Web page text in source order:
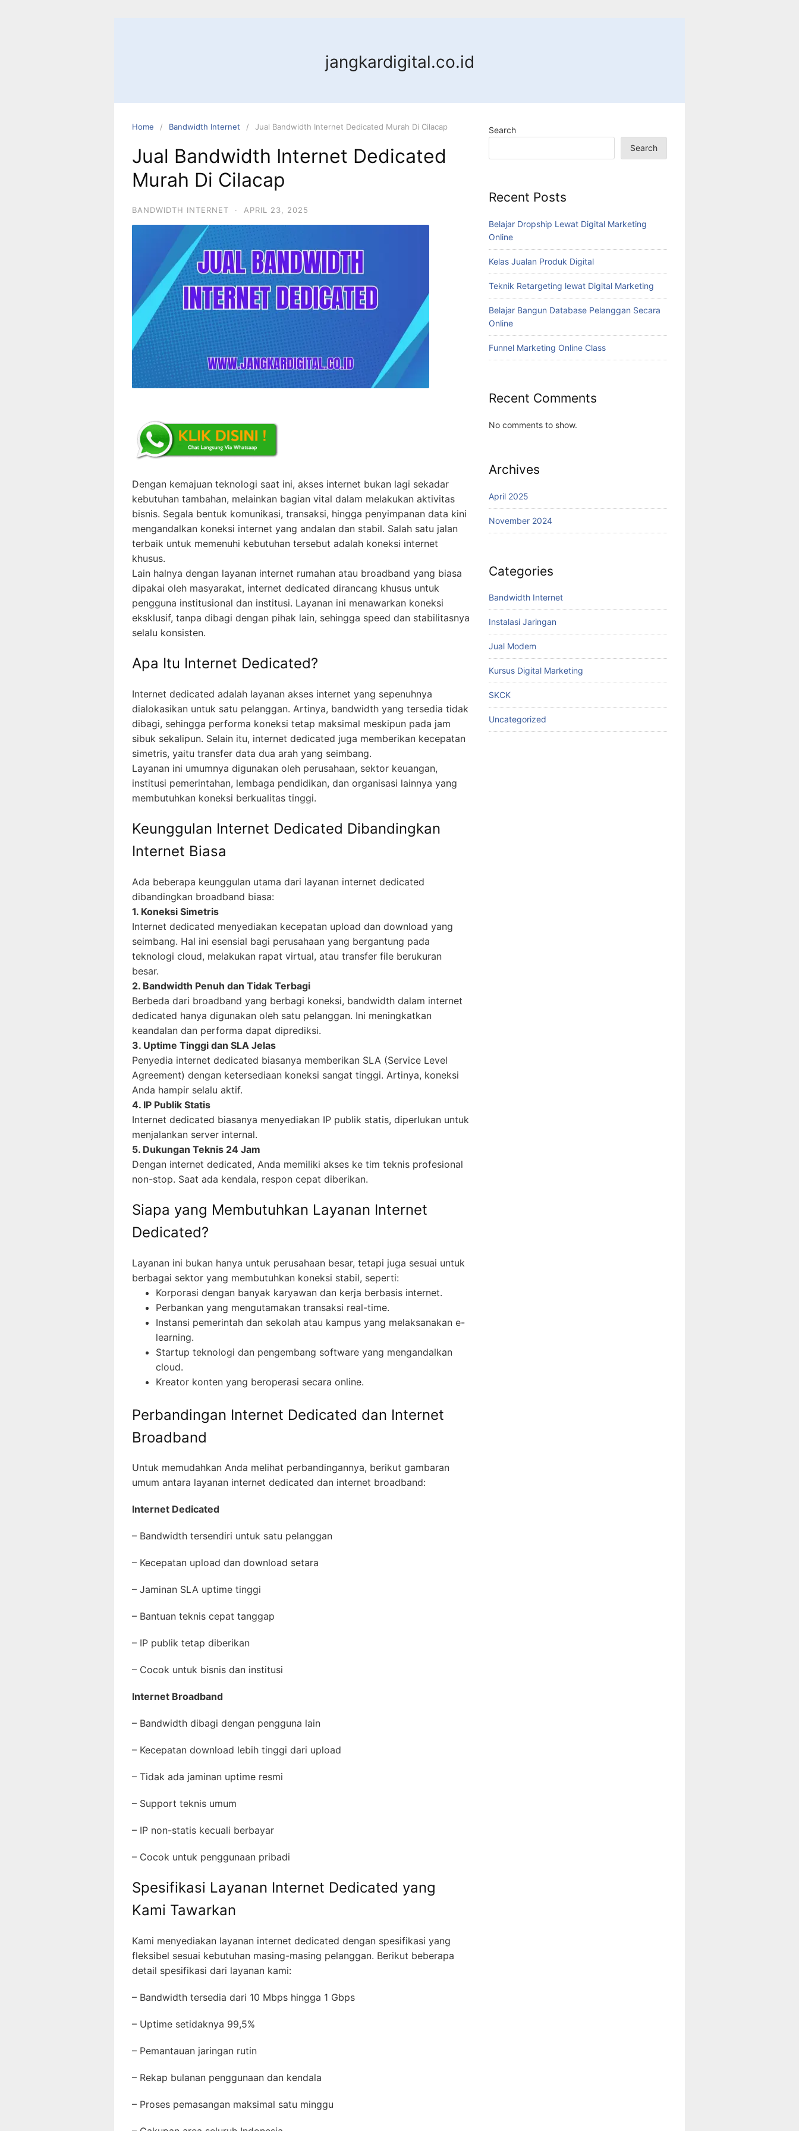
jangkardigital.co.id
Home Bandwidth Internet Jual Bandwidth Internet Dedicated Murah Di Cilacap
Jual Bandwidth Internet Dedicated
Murah Di Cilacap
BANDWIDTH INTERNET · APRIL 23, 2025
Dengan kemajuan teknologi saat ini, akses internet bukan lagi sekadar
kebutuhan tambahan, melainkan bagian vital dalam melakukan aktivitas
bisnis. Segala bentuk komunikasi, transaksi, hingga penyimpanan data kini
mengandalkan koneksi internet yang andalan dan stabil. Salah satu jalan
terbaik untuk memenuhi kebutuhan tersebut adalah koneksi internet
khusus.
Lain halnya dengan layanan internet rumahan atau broadband yang biasa
dipakai oleh masyarakat, internet dedicated dirancang khusus untuk
pengguna institusional dan institusi. Layanan ini menawarkan koneksi
eksklusif, tanpa dibagi dengan pihak lain, sehingga speed dan stabilitasnya
selalu konsisten.
Apa Itu Internet Dedicated?
Internet dedicated adalah layanan akses internet yang sepenuhnya
dialokasikan untuk satu pelanggan. Artinya, bandwidth yang tersedia tidak
dibagi, sehingga performa koneksi tetap maksimal meskipun pada jam
sibuk sekalipun. Selain itu, internet dedicated juga memberikan kecepatan
simetris, yaitu transfer data dua arah yang seimbang.
Layanan ini umumnya digunakan oleh perusahaan, sektor keuangan,
institusi pemerintahan, lembaga pendidikan, dan organisasi lainnya yang
membutuhkan koneksi berkualitas tinggi.
Keunggulan Internet Dedicated Dibandingkan
Internet Biasa
Ada beberapa keunggulan utama dari layanan internet dedicated
dibandingkan broadband biasa:
1. Koneksi Simetris
Internet dedicated menyediakan kecepatan upload dan download yang
seimbang. Hal ini esensial bagi perusahaan yang bergantung pada
teknologi cloud, melakukan rapat virtual, atau transfer file berukuran
besar.
2. Bandwidth Penuh dan Tidak Terbagi
Berbeda dari broadband yang berbagi koneksi, bandwidth dalam internet
dedicated hanya digunakan oleh satu pelanggan. Ini meningkatkan
keandalan dan performa dapat diprediksi.
3. Uptime Tinggi dan SLA Jelas
Penyedia internet dedicated biasanya memberikan SLA (Service Level
Agreement) dengan ketersediaan koneksi sangat tinggi. Artinya, koneksi
Anda hampir selalu aktif.
4. IP Publik Statis
Internet dedicated biasanya menyediakan IP publik statis, diperlukan untuk
menjalankan server internal.
5. Dukungan Teknis 24 Jam
Dengan internet dedicated, Anda memiliki akses ke tim teknis profesional
non-stop. Saat ada kendala, respon cepat diberikan.
Siapa yang Membutuhkan Layanan Internet
Dedicated?
Layanan ini bukan hanya untuk perusahaan besar, tetapi juga sesuai untuk
berbagai sektor yang membutuhkan koneksi stabil, seperti:
Korporasi dengan banyak karyawan dan kerja berbasis internet.
Perbankan yang mengutamakan transaksi real-time.
Instansi pemerintah dan sekolah atau kampus yang melaksanakan e-
learning.
Startup teknologi dan pengembang software yang mengandalkan
cloud.
Kreator konten yang beroperasi secara online.
Perbandingan Internet Dedicated dan Internet
Broadband
Untuk memudahkan Anda melihat perbandingannya, berikut gambaran
umum antara layanan internet dedicated dan internet broadband:
Internet Dedicated
– Bandwidth tersendiri untuk satu pelanggan
– Kecepatan upload dan download setara
– Jaminan SLA uptime tinggi
– Bantuan teknis cepat tanggap
– IP publik tetap diberikan
– Cocok untuk bisnis dan institusi
Internet Broadband
– Bandwidth dibagi dengan pengguna lain
– Kecepatan download lebih tinggi dari upload
– Tidak ada jaminan uptime resmi
– Support teknis umum
– IP non-statis kecuali berbayar
– Cocok untuk penggunaan pribadi
Spesifikasi Layanan Internet Dedicated yang
Kami Tawarkan
Kami menyediakan layanan internet dedicated dengan spesifikasi yang
fleksibel sesuai kebutuhan masing-masing pelanggan. Berikut beberapa
detail spesifikasi dari layanan kami:
– Bandwidth tersedia dari 10 Mbps hingga 1 Gbps
– Uptime setidaknya 99,5%
– Pemantauan jaringan rutin
– Rekap bulanan penggunaan dan kendala
– Proses pemasangan maksimal satu minggu
Search
Search
Recent Posts
Belajar Dropship Lewat Digital Marketing
Online
Kelas Jualan Produk Digital
Teknik Retargeting lewat Digital Marketing
Belajar Bangun Database Pelanggan Secara
Online
Funnel Marketing Online Class
Recent Comments
No comments to show.
Archives
April 2025
November 2024
Categories
Bandwidth Internet
Instalasi Jaringan
Jual Modem
Kursus Digital Marketing
SKCK
Uncategorized